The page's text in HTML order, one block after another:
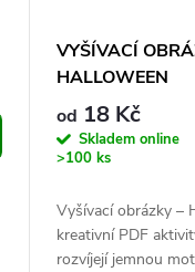
VYŠÍVACÍ
HALLOWEEN
od 18 Kč
Skladem online
>100 ks
Vyšívací obrázky –
kreativní PDF
rozvíjejí jemnou